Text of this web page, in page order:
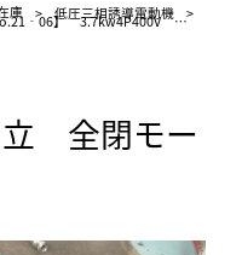
庫 > 低圧三相誘導電動機 >
【No.21‐06】 3.7kw4P400V 日立 全閉モーター
全閉モー